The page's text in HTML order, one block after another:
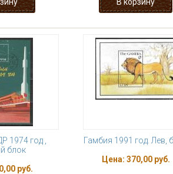
1974 год ,
блок
руб.
Гамбия 1991 год. Лев,
Цена: 370,00 руб.